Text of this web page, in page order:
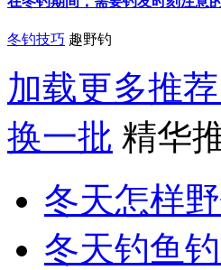
冬钓技巧 趣野钓
加载更多推
换一批 精华
冬天怎样
冬天钓鱼